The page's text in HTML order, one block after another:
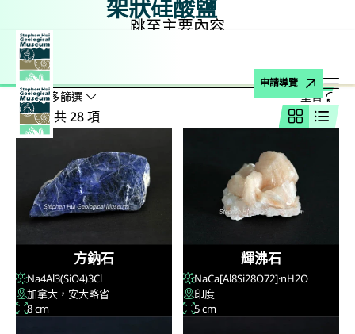
跳至主要內容
申請導覽
打
架狀硅酸鹽
架狀硅酸鹽
搜尋名稱、公式、地點
搜尋
顯示較多篩選
重置
結果：共 28 項
網格視圖
列表
方鈉石
Na4Al3(SiO4)3Cl
加拿大，安大略省
8 cm
輝沸石
NaCa[Al8Si28O72]·nH2O
印度
5 cm